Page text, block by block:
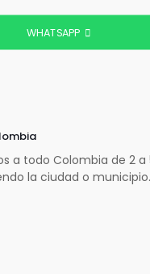
WHATSAPP
a todo Colombia de 2 a
la ciudad o municipio.